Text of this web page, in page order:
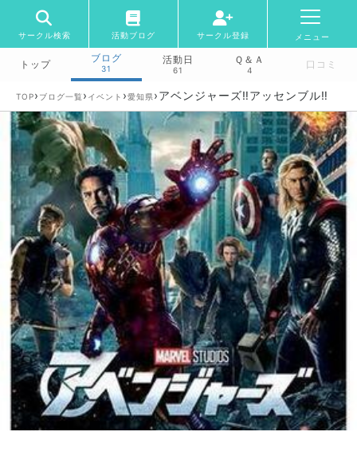
サークル検索 活動ブログ サークル登録 メニュー
トップ
ブログ
31
活動日
61
Ｑ＆Ａ
4 口コミ
TOP› ブログ一覧 › イベント ›愛知県›アベンジャーズ‼️アッセンブル‼️